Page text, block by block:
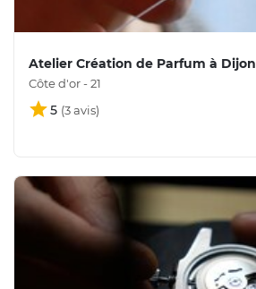
Atelier Création de Parfum à Dijon
Côte d'or - 21
5